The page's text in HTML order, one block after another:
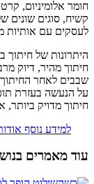
קשיח, סוגים שונים
לעסקים עם אותיות
היתרונות של חיתוך
חיתוך מהיר, דיוק
שבבים לאחר
על הנעשה בעזרת
חיתוך מדויק ביותר,
למידע נוסף
עוד מאמרים